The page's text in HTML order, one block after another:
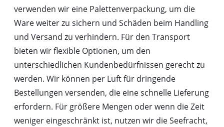
verwenden wir eine Palettenverpackung, um die
Ware weiter zu sichern und Schäden beim Handling
und Versand zu verhindern. Für den Transport
bieten wir flexible Optionen, um den
unterschiedlichen Kundenbedürfnissen gerecht zu
werden. Wir können per Luft für dringende
Bestellungen versenden, die eine schnelle Lieferung
erfordern. Für größere Mengen oder wenn die Zeit
weniger eingeschränkt ist, nutzen wir die Seefracht,